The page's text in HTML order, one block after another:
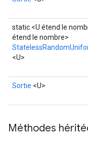
static <U étend le
étend le nombre>
<U>
Sortie <U>
Méthodes